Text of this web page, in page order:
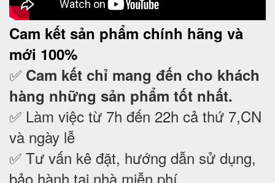
Cam kết sản phẩm chính hãng và
mới 100%
✅ Cam kết chỉ mang đến cho khách
hàng những sản phẩm tốt nhất.
✅ Làm việc từ 7h đến 22h cả thứ 7,CN
và ngày lễ
✅ Tư vấn kê đặt, hướng dẫn sử dụng,
bảo hành tại nhà miễn phí.